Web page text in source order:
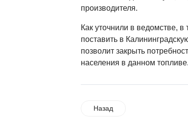
производителя.
Как уточнили в ведомстве, в
поставить в
позволит закрыть
населения в данном топливе.
Назад